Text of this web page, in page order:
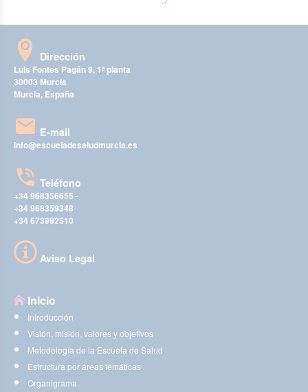
Dirección
Luis Fontes Pagán 9, 1ª planta
30003 Murcia
Murcia, España
E-mail
info@escueladesaludmurcia.es
Teléfono
+34 968356655 -
+34 968359348 -
+34 673992510
Aviso Legal
Inicio
Introducción
Visión, misión, valores y objetivos
Metodología de la Escuela de Salud
Estructura por áreas temáticas
Organigrama